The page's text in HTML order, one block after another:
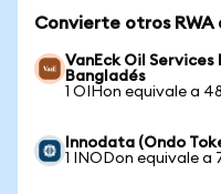
Convierte otros RWA
VanEck Oil Services
Bangladés
1 OIHon equivale a
Innodata (Ondo
1 INODon equivale a